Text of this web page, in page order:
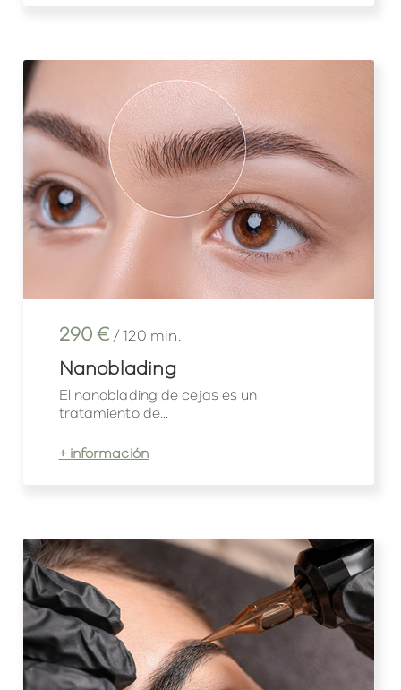
290 € / 120 min.
Nanoblading
El nanoblading de cejas es un
tratamiento de...
+ información